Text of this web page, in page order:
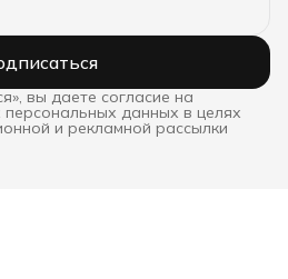
вы даете согласие на
данных в целях
и рекламной рассылки